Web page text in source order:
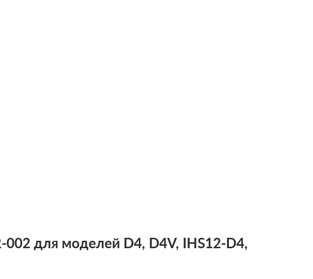
002 для моделей D4, D4V, IHS12-D4,